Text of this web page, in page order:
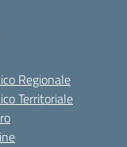
Regionale
Territoriale